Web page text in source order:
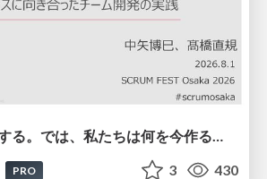
AIは実装を速くする。では、私たちは何を今作るべきか？－立場を越えてリリースに向き合ったチーム開発の実践 / 20260801 Hiromi Nakaya and Naoki Takahashi
PRO 3 430